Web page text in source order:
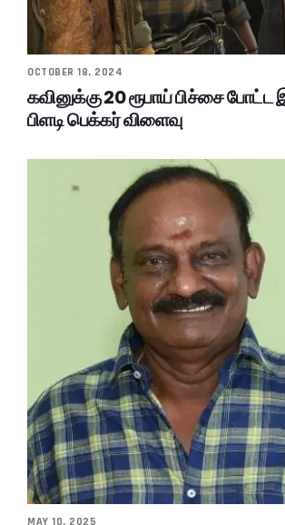
OCTOBER 18, 2024
கவினுக்கு 20 ரூபாய் பிச்சை
பிளடி பெக்கர் விளைவு
MAY 10, 2025